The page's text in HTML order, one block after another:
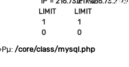
LIMIT
1
0
LIMIT
1
0
/core/class/mysql.php